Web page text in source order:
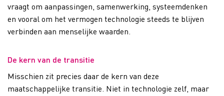
vraagt om aanpassingen, samenwerking, systeemdenken
en vooral om het vermogen technologie steeds te blijven
verbinden aan menselijke waarden.
De kern van de transitie
Misschien zit precies daar de kern van deze
maatschappelijke transitie. Niet in technologie zelf, maar